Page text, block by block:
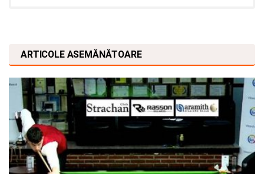
ARTICOLE ASEMĂNĂTOARE